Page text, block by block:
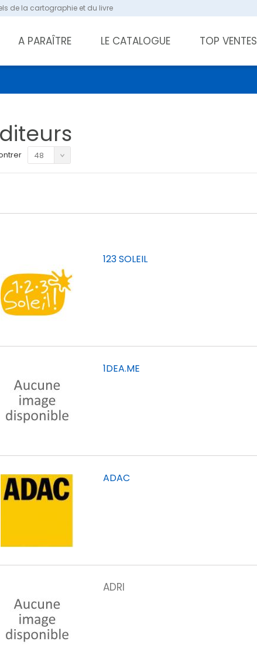
de la cartographie et du livre
A PARAÎTRE LE CATALOGUE TOP VENTES
48
123 SOLEIL
1DEA.ME
ADAC
ADRI